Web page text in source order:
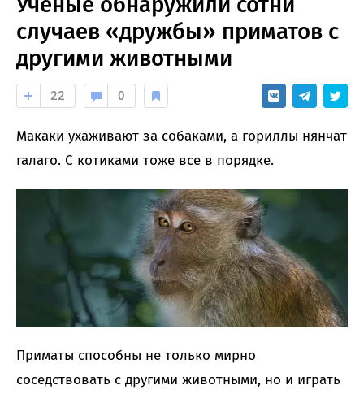
случаев «дружбы» приматов с
другими животными
22 0
Макаки ухаживают за собаками, а гориллы нянчат
галаго. С котиками тоже все в порядке.
Приматы способны не только мирно
соседствовать с другими животными, но и играть